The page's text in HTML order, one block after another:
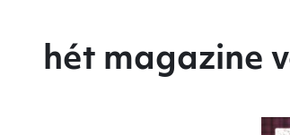
hét magazine